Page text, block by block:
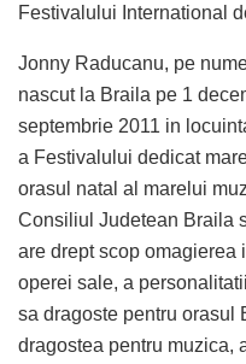
Festivalului International
Jonny Raducanu, pe
nascut la Braila pe 1
septembrie 2011 in
a Festivalului dedicat
orasul natal al marelui
Consiliul Judetean Braila
are drept scop omagierea
operei sale, a
sa dragoste pentru orasul
dragostea pentru muzica,